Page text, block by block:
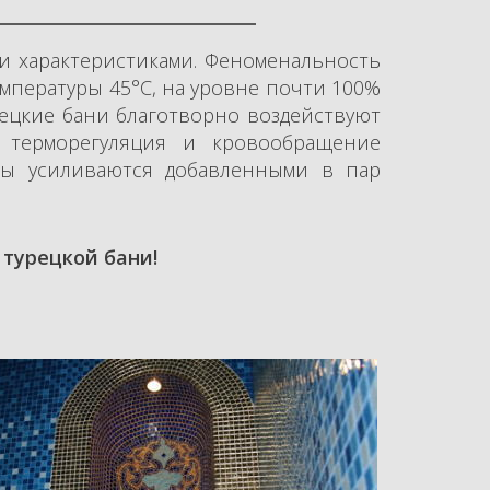
Феноменальность
45°С, на уровне почти 100%
бани благотворно воздействуют
и кровообращение
усиливаются добавленными в пар
бани!